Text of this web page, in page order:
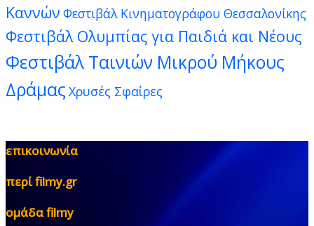
Καννών Φεστιβάλ Κινηματογράφου Θεσσαλονίκης
Φεστιβάλ Ολυμπίας για Παιδιά και Νέους
Φεστιβάλ Ταινιών Μικρού Μήκους
Δράμας Χρυσές Σφαίρες
επικοινωνία
περί filmy.gr
ομάδα filmy